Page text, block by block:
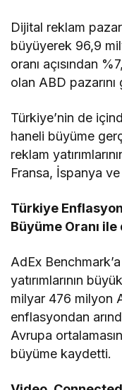
Dijital reklam
büyüyerek 96,9
oranı açısından
olan ABD pazarını
Türkiye’nin de
haneli büyüme
reklam
Fransa, İspanya
Türkiye
Büyüme Oranı ile
AdEx
yatırımlarının
milyar 476 milyon
enflasyondan
Avrupa
büyüme kaydetti.